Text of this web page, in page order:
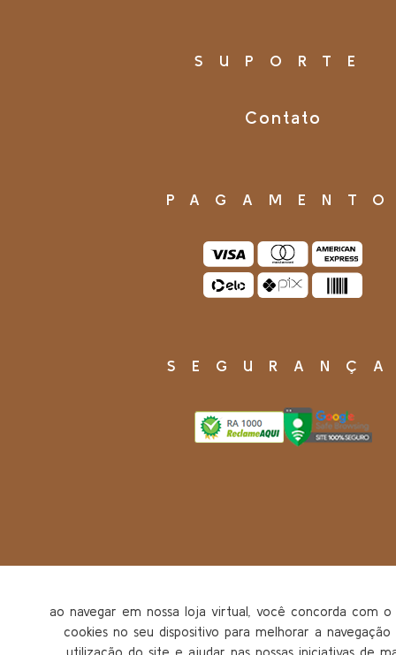
SUPORTE
Contato
ao navegar em nossa loja virtual, você concorda com
cookies no seu dispositivo para melhorar a
utilização do site e ajudar nas nossas iniciativas de